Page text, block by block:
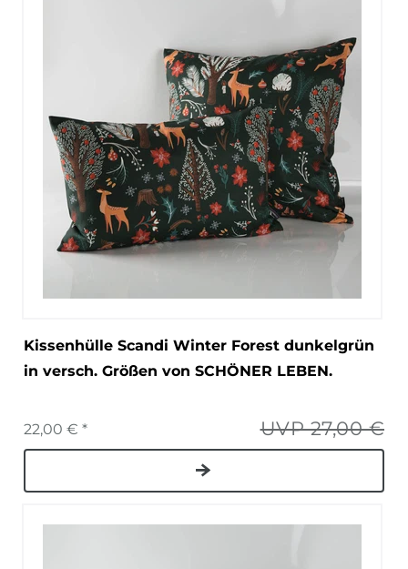
Kissenhülle Scandi Winter Forest dunkelgrün
in versch. Größen von SCHÖNER LEBEN.
UVP 27,00 €
22,00 € *